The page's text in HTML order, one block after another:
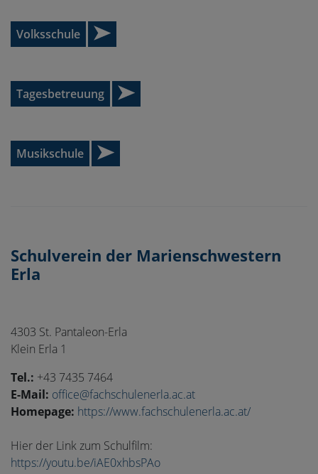
Volksschule
Tagesbetreuung
Musikschule
Schulverein der Marienschwestern
Erla
4303 St. Pantaleon-Erla
Klein Erla 1
Tel.: +43 7435 7464
E-Mail: office@fachschulenerla.ac.at
Homepage: https://www.fachschulenerla.ac.at/
Hier der Link zum Schulfilm:
https://youtu.be/iAE0xhbsPAo